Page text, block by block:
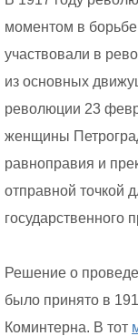
моментом в
участвовали в
из основных
революции 23
женщины
равноправия и
отправной точкой
государственного
Решение о
было принято в
Коминтерна. В тот